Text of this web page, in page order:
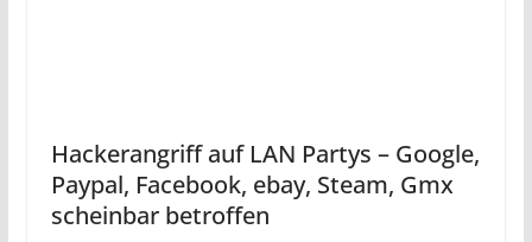
Hackerangriff auf LAN Partys – Google,
Paypal, Facebook, ebay, Steam, Gmx
scheinbar betroffen